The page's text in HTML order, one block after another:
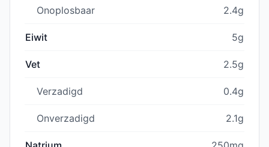
Onoplosbaar 2.4g
Eiwit 5g
Vet 2.5g
Verzadigd 0.4g
Onverzadigd 2.1g